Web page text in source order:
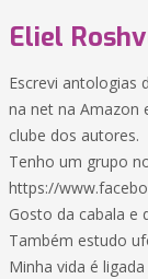
Eliel
Escrevi antologias
na net na Amazon
clube dos autores.
Tenho um grupo
https://
Gosto da cabala e
Também estudo
Minha vida é